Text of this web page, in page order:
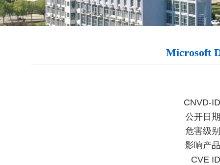
Microsoft
CNVD-ID
公开日期
危害级别
影响产品
CVE ID